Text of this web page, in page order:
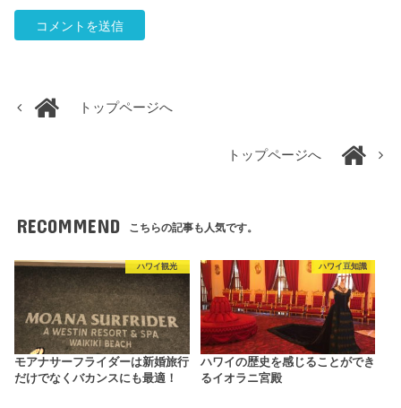
トップページへ
トップページへ
RECOMMEND こちらの記事も人気です。
ハワイ観光
モアナサーフライダーは新婚旅行
だけでなくバカンスにも最適！
ハワイ豆知識
ハワイの歴史を感じることができ
るイオラニ宮殿